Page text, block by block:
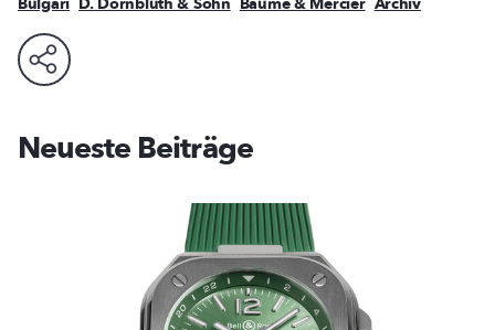
Neueste Beiträge